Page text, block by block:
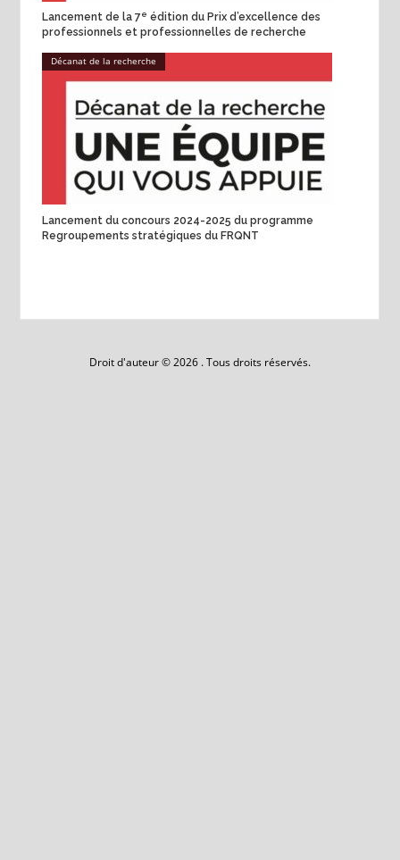
Lancement de la 7e édition du Prix d’excellence des
professionnels et professionnelles de recherche
Décanat de la recherche
Lancement du concours 2024-2025 du programme
Regroupements stratégiques du FRQNT
Droit d'auteur © 2026 . Tous droits réservés.